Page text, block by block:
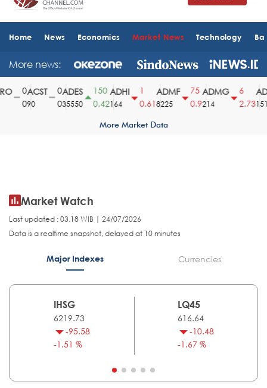
Home News Economics Market News Technology
More news:
ACST
90
ADES
35550
150
0.42
ADHI
164
0.61
ADMF
8225
75
0.9
ADMG
214
2.731510
More Market Data
Market Watch
Last updated : 03.18 WIB | 24/07/2026
Data is a realtime snapshot, delayed at 10 minutes
Major Indexes Currencies
IHSG
6219.73
-95.58
-1.51 %
LQ45
616.64
-10.48
-1.67 %